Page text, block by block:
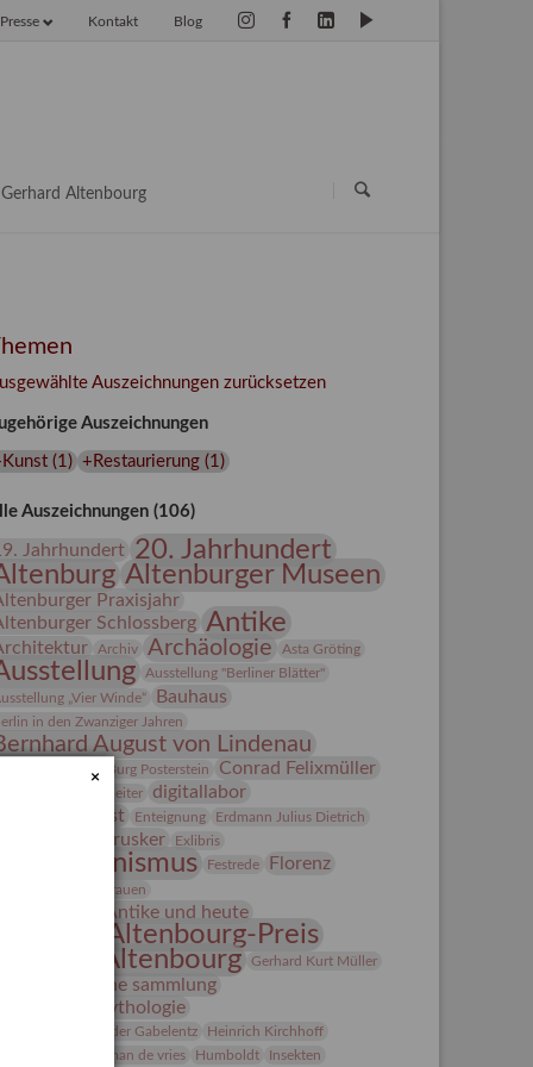
Blog
Kontakt
Presse
Gerhard Altenbourg
Auszeichnungen zurücksetzen
Auszeichnungen
(1 ) +Restaurierung(1 )
Auszeichnungen (106)
Jahrhundert 20. Jahrhundert
Altenburger Museen
Praxisjahr
Schlossberg Antike
Archiv Archäologie Asta Gröting
Ausstellung "Berliner Blätter"
„Vier Winde“
Bauhaus
in den Zwanziger Jahren
August von Lindenau
Bibliothek
Burg Posterstein Conrad Felixmüller
Der Blaue Reiter
digitallabor
Entartete Kunst
Enteignung
Erdmann Julius Dietrich
estrusker Exlibris
Expressionismus Festrede Florenz
frauen
Frauen in der Antike und heute
Gerhard-Altenbourg-Preis
Gerhard Altenbourg
Gerhard Kurt Müller
grafische sammlung
griechische Mythologie
Conon von der Gabelentz Heinrich Kirchhoff
herman de vries Humboldt
Insekten
×